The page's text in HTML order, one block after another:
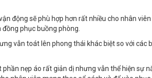
động sẽ phù hợp hơn rất nhiều cho nhân
phục buồng phòng.
vẫn toát lên phong thái khác biệt so với các
nẹp áo rất giản dị nhưng vẫn thể hiện sự